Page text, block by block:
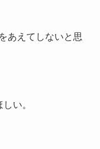
あえてしないと思
い。